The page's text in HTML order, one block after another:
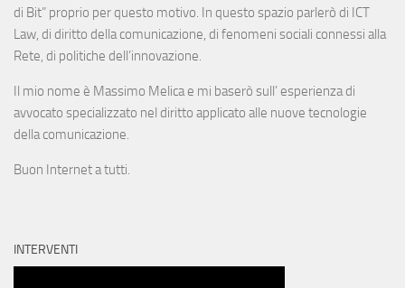
di Bit” proprio per questo motivo. In questo spazio parlerò di ICT
Law, di diritto della comunicazione, di fenomeni sociali connessi alla
Rete, di politiche dell’innovazione.
Il mio nome è Massimo Melica e mi baserò sull’ esperienza di
avvocato specializzato nel diritto applicato alle nuove tecnologie
della comunicazione.
Buon Internet a tutti.
INTERVENTI